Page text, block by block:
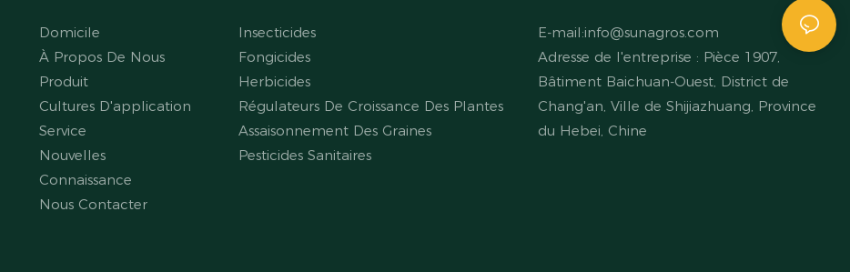
Domicile
À Propos De Nous
Produit
Cultures D'application
Service
Nouvelles
Connaissance
Nous Contacter
Insecticides
Fongicides
Herbicides
Régulateurs De Croissance Des Plantes
Assaisonnement Des Graines
Pesticides Sanitaires
E-mail:info@sunagros.com
Adresse de l'entreprise : Pièce 1907,
Bâtiment Baichuan-Ouest, District de
Chang'an, Ville de Shijiazhuang, Province
du Hebei, Chine